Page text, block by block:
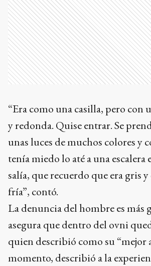
“Era como una casilla, pero con
y redonda. Quise entrar. Se
unas luces de muchos colores y
tenía miedo lo até a una escalera
salía, que recuerdo que era gris
fría”, contó.
La denuncia del hombre es más
asegura que dentro del ovni
quien describió como su “mejor
momento, describió a la